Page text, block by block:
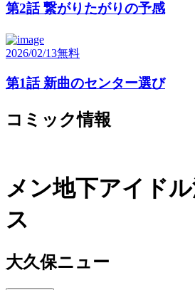
第2話 繋がりたがりの予感
2026/02/13無料
第1話 新曲のセンター選び
コミック情報
メン地下アイド
ス
大久保ニュー